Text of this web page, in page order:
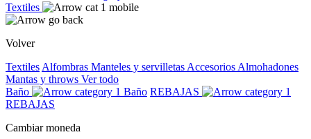
Textiles
Volver
Textiles Alfombras Manteles y servilletas Accesorios Almohadones
Mantas y throws Ver todo
Baño
Baño REBAJAS
REBAJAS
Cambiar moneda